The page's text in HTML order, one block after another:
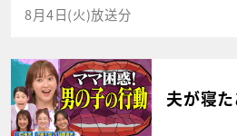
8月4日(火)放送分
夫が寝